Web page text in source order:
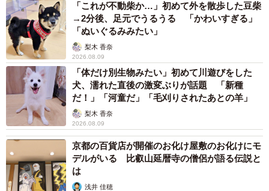
「これが不動柴か…」初めて外を散歩した豆柴
→2分後、足元でうるうる 「かわいすぎる」
「ぬいぐるみみたい」
梨木 香奈
2026.08.09
「体だけ別生物みたい」初めて川遊びをした
犬、濡れた直後の激変ぶりが話題 「新種
だ！」「河童だ」「毛刈りされたあとの羊」
梨木 香奈
2026.08.09
京都の百貨店が開催のお化け屋敷のお化けにモ
デルがいる 比叡山延暦寺の僧侶が語る伝説と
は
浅井 佳穂